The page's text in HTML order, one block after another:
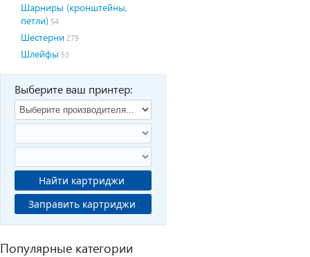
Шарниры (кронштейны,
петли) 54
Шестерни 279
Шлейфы 53
Выберите ваш принтер:
Найти картриджи
Заправить картриджи
Популярные категории